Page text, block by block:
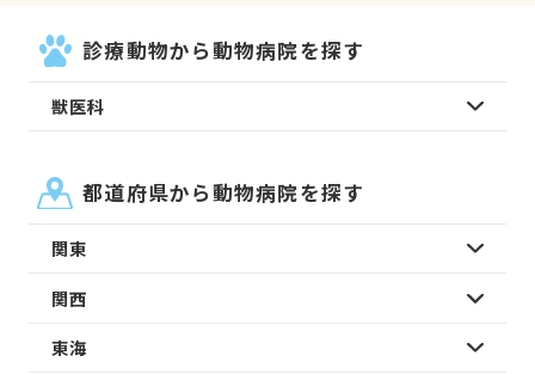
診療動物から動物病院を探す
獣医科
都道府県から動物病院を探す
関東
関西
東海